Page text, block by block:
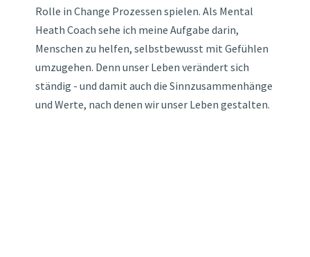
Rolle in Change Prozessen spielen. Als Mental
Heath Coach sehe ich meine Aufgabe darin,
Menschen zu helfen, selbstbewusst mit Gefühlen
umzugehen. Denn unser Leben verändert sich
ständig - und damit auch die Sinnzusammenhänge
und Werte, nach denen wir unser Leben gestalten.